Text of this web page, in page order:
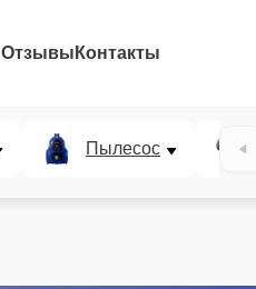
Отзывы Контакты
Пылесос